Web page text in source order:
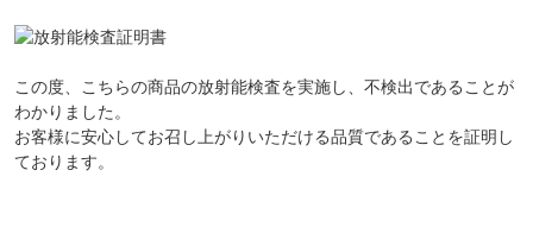
この度、こちらの商品の放射能検査を実施し、不検出であることが
わかりました。
お客様に安心してお召し上がりいただける品質であることを証明し
ております。